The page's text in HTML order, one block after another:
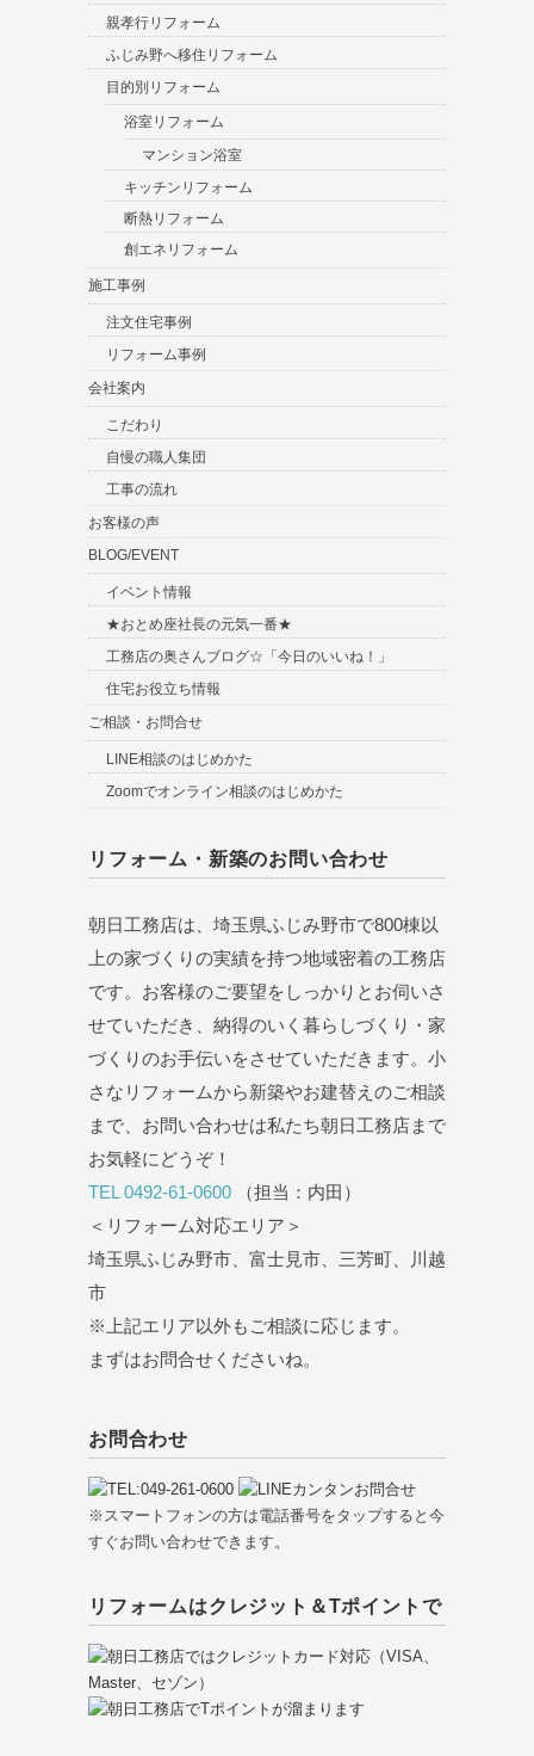
親孝行リフォーム
ふじみ野へ移住リフォーム
目的別リフォーム
浴室リフォーム
マンション浴室
キッチンリフォーム
断熱リフォーム
創エネリフォーム
施工事例
注文住宅事例
リフォーム事例
会社案内
こだわり
自慢の職人集団
工事の流れ
お客様の声
BLOG/EVENT
イベント情報
★おとめ座社長の元気一番★
工務店の奥さんブログ☆「今日のいいね！」
住宅お役立ち情報
ご相談・お問合せ
LINE相談のはじめかた
Zoomでオンライン相談のはじめかた
リフォーム・新築のお問い合わせ
朝日工務店は、埼玉県ふじみ野市で800棟以
上の家づくりの実績を持つ地域密着の工務店
です。お客様のご要望をしっかりとお伺いさ
せていただき、納得のいく暮らしづくり・家
づくりのお手伝いをさせていただきます。小
さなリフォームから新築やお建替えのご相談
まで、お問い合わせは私たち朝日工務店まで
お気軽にどうぞ！
TEL 0492-61-0600 （担当：内田）
＜リフォーム対応エリア＞
埼玉県ふじみ野市、富士見市、三芳町、川越
市
※上記エリア以外もご相談に応じます。
まずはお問合せくださいね。
お問合わせ
※スマートフォンの方は電話番号をタップすると今
すぐお問い合わせできます。
リフォームはクレジット＆Tポイントで